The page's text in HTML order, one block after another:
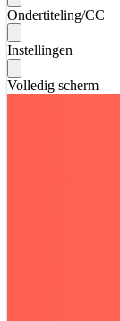
Ondertiteling/CC
Instellingen
Volledig scherm